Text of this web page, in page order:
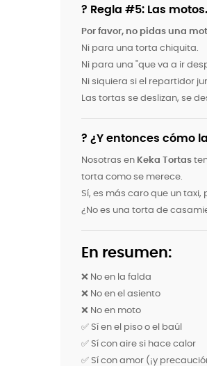
? Regla #5: Las
Por favor, no pidas una
Ni para una torta chiquita.
Ni para una "que va a ir
Ni siquiera si el repartidor
Las tortas se deslizan, se
? ¿Y entonces cómo
Nosotras en Keka Tortas
torta como se merece.
Sí, es más caro que un
¿No es una torta de
En resumen:
❌ No en la falda
❌ No en el asiento
❌ No en moto
✅ Sí en el piso o el baúl
✅ Sí con aire si hace calor
✅ Sí con amor (¡y